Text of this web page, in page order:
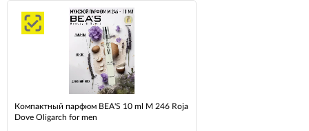
Компактный парфюм BEA'S 10 ml M 246 Roja
Dove Oligarch for men